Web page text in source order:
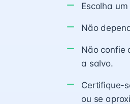
Escolha
Não
Não confie
a salvo.
Certifique-
ou se